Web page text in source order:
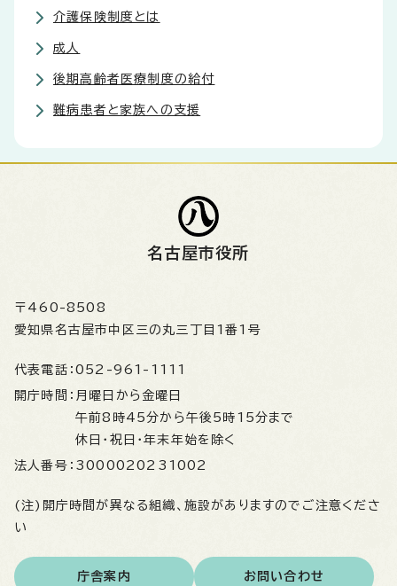
介護保険制度とは
成人
後期高齢者医療制度の給付
難病患者と家族への支援
名古屋市役所
〒460-8508
愛知県名古屋市中区三の丸三丁目1番1号
代表電話： 052-961-1111
開庁時間： 月曜日から金曜日
午前8時45分から午後5時15分まで
休日・祝日・年末年始を除く
法人番号： 3000020231002
(注)開庁時間が異なる組織、施設がありますのでご注意くださ
い
庁舎案内 お問い合わせ